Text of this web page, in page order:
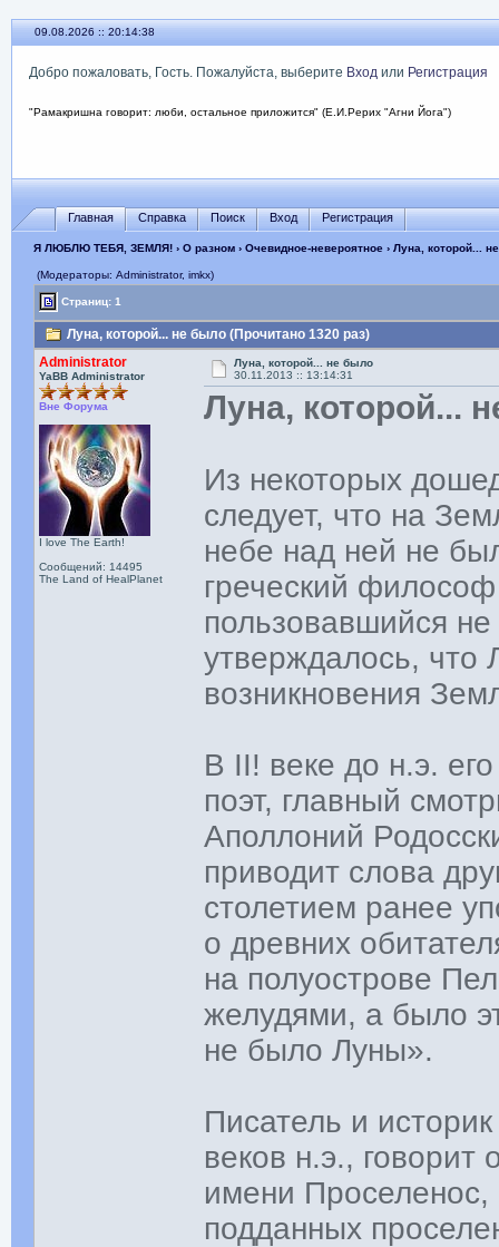
09.08.2026 :: 20:14:39
Добро пожаловать, Гость. Пожалуйста, выберите Входили Регистрация
"Рамакришна говорит: люби, остальное приложится" (Е.И.Рерих "Агни Йога")
Главная Справка Поиск Вход Регистрация
Я ЛЮБЛЮ ТЕБЯ, ЗЕМЛЯ!› О разном› Очевидное-невероятное› Луна, которой...
(Модераторы: Administrator, imkx)
Страниц: 1
Луна, которой... не было (Прочитано 1320 раз)
Administrator
YaBB Administrator
Вне Форума
I love The Earth!
Сообщений: 14495
The Land of HealPlanet
Луна, которой... не было
30.11.2013 :: 13:14:31
Луна, которой...
Из некоторых
следует, что на
небе над ней не
греческий
пользовавшийся
утверждалось, что
возникновения
В II! веке до н.э.
поэт, главный
Аполлоний
приводит слова
столетием ранее
о древних
на полуострове
желудями, а было
не было Луны».
Писатель и
веков н.э.,
имени Проселенос,
подданных